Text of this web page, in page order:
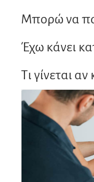
Μπορώ να
Έχω κάνει
Τι γίνεται